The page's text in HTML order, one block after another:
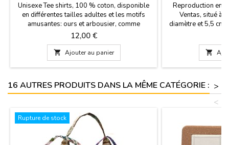
Unisexe Tee shirts, 100 % coton, disponible
en différentes tailles adultes et les motifs
amusantes: ours et arbousier, comme
souvenir parfait de votre visite à Madrid.
Prix
12,00 €
 Ajouter au panier
Reproduction en
Ventas, situé à
diamètre et 5,5 cm
Madrid.Vous

16 AUTRES PRODUITS DANS LA MÊME CATÉGORIE : >
<
Rupture de stock